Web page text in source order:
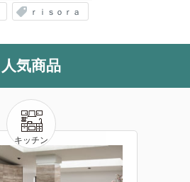
ｒｉｓｏｒａ
人気商品